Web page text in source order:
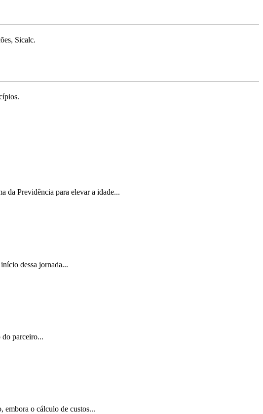
Sicalc.
da Previdência para elevar a idade...
dessa jornada...
do parceiro...
embora o cálculo de custos...